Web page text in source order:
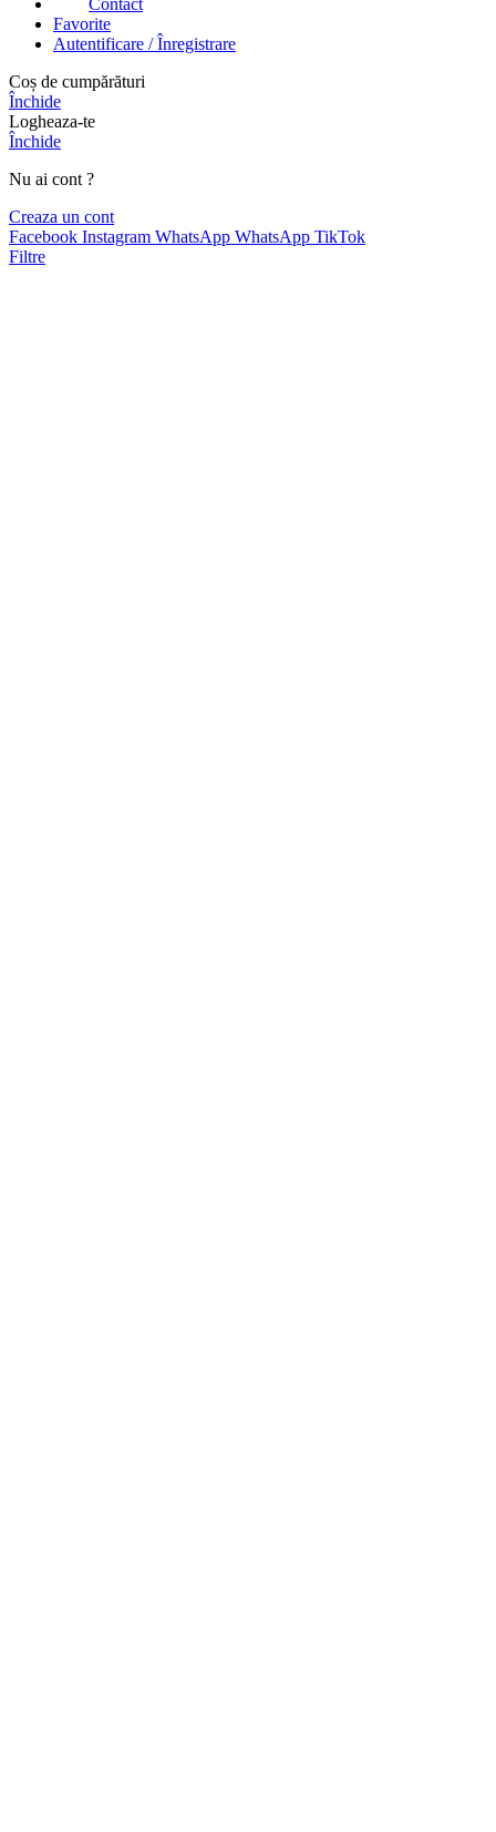
Contact
Favorite
Autentificare / Înregistrare
Coș de cumpărături
Închide
Logheaza-te
Închide
Nu ai cont ?
Creaza un cont
Facebook Instagram WhatsApp WhatsApp TikTok
Filtre